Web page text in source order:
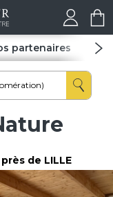
partenaires Spas
près de LILLE